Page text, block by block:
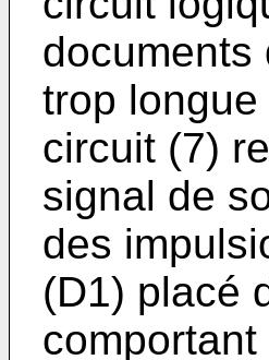
documents
trop
circuit (7)
signal de
des
(D1) placé